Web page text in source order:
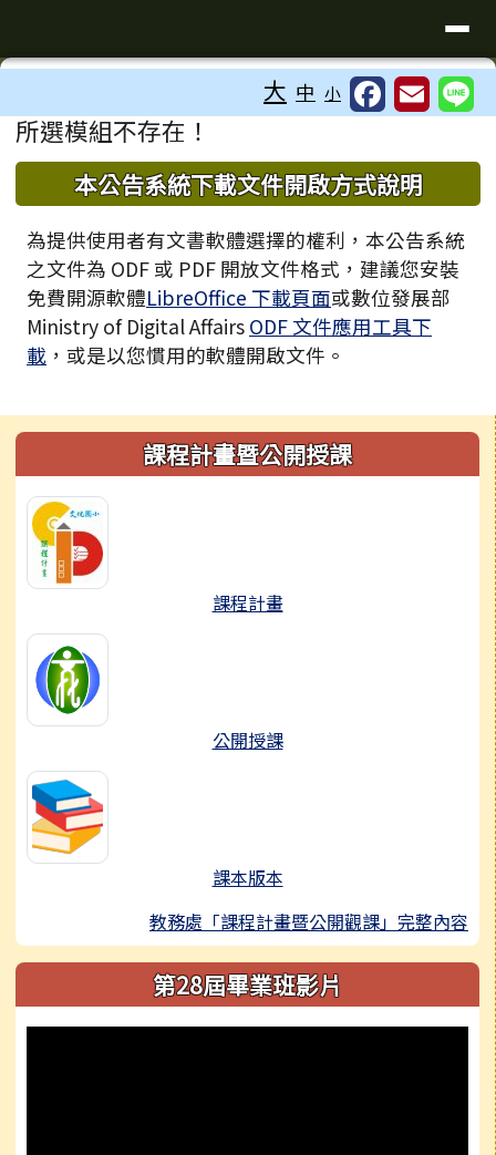
臺南市歸仁區文化國小全球資訊站
⏸
大 中 小
主內容區域
所選模組不存在！
下中區域內容
本公告系統下載文件開啟方式說明
為提供使用者有文書軟體選擇的權利，本公告系統
之文件為 ODF 或 PDF 開放文件格式，建議您安裝
免費開源軟體LibreOffice 下載頁面或數位發展部
Ministry of Digital Affairs ODF 文件應用工具下
載 ，或是以您慣用的軟體開啟文件。
左邊區域內容課程計畫暨公開授課
課程計畫
公開授課
課本版本
教務處「課程計畫暨公開觀課」完整內容
第28屆畢業班影片
頁尾區域